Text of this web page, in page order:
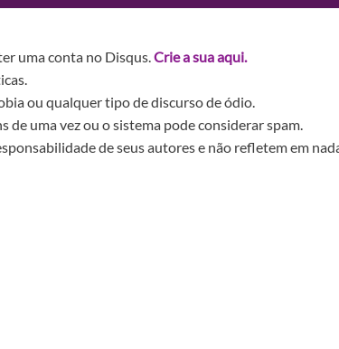
uma conta no Disqus.Crie a sua aqui.
ou qualquer tipo de discurso de ódio.
de uma vez ou o sistema pode considerar spam.
de seus autores e não refletem em